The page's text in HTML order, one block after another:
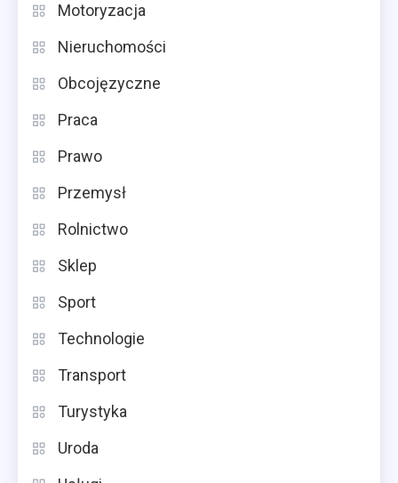
Motoryzacja
Nieruchomości
Obcojęzyczne
Praca
Prawo
Przemysł
Rolnictwo
Sklep
Sport
Technologie
Transport
Turystyka
Uroda